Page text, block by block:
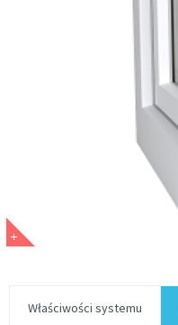
Właściwości systemu